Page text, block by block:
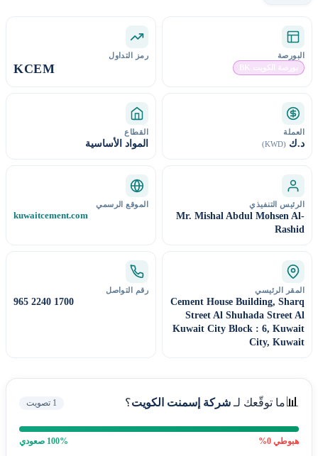
البورصة
بورصة الكويت BK
رمز التداول
KCEM
العملة
د.ك(KWD)
القطاع
المواد الأساسية
الرئيس التنفيذي
Mr. Mishal Abdul Mohsen Al-
Rashid
الموقع الرسمي
kuwaitcement.com
المقر الرئيسي
Cement House Building, Sharq
Street Al Shuhada Street Al
Kuwait City Block : 6, Kuwait
City, Kuwait
رقم التواصل
965 2240 1700
📊 ما توقّعك لـ شركة إسمنت الكويت؟ تصويت
هبوطي0
%
100